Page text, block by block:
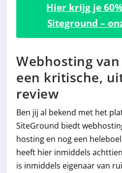
Hier krijg je
Siteground –
Webhosting
een kritische,
review
Ben jij al bekend met het
SiteGround biedt
hosting en nog een
heeft hier inmiddels
is inmiddels eigenaar van